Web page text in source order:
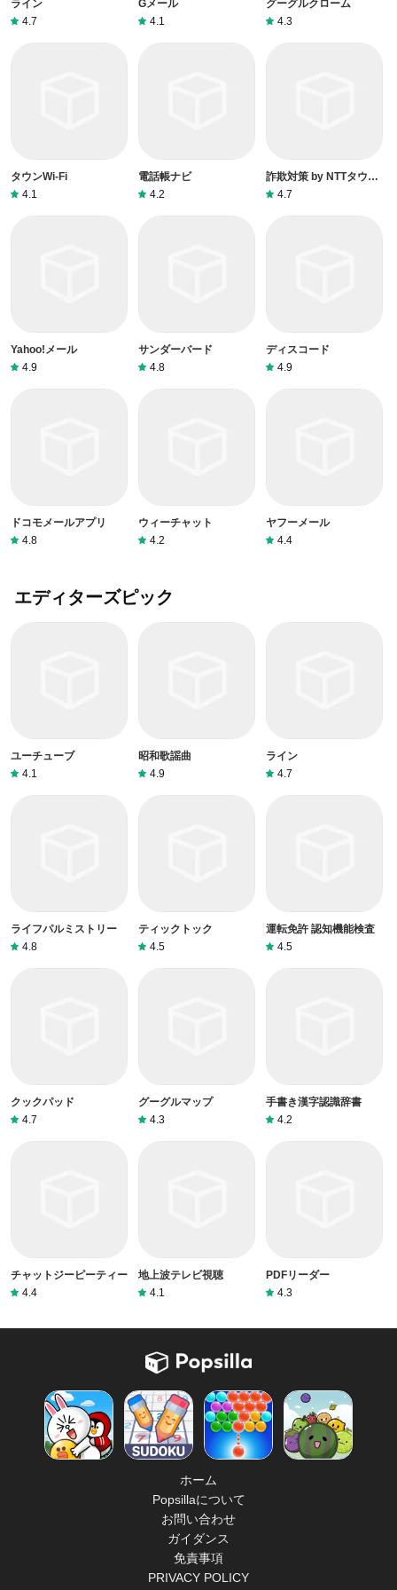
ライン
4.7
Gメール
4.1
グーグルクローム
4.3
タウンWi-Fi
4.1
電話帳ナビ
4.2
詐欺対策 by NTTタウン
ページ
4.7
Yahoo!メール
4.9
サンダーバード
4.8
ディスコード
4.9
ドコモメールアプリ
4.8
ウィーチャット
4.2
ヤフーメール
4.4
エディターズピック
ユーチューブ
4.1
昭和歌謡曲
4.9
ライン
4.7
ライフパルミストリー
4.8
ティックトック
4.5
運転免許 認知機能検査
4.5
クックパッド
4.7
グーグルマップ
4.3
手書き漢字認識辞書
4.2
チャットジーピーティー
4.4
地上波テレビ視聴
4.1
PDFリーダー
4.3
ホーム
Popsillaについて
お問い合わせ
ガイダンス
免責事項
PRIVACY POLICY